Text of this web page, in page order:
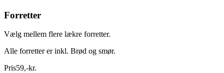
Forretter
Vælg mellem flere lækre forretter.
Alle forretter er inkl. Brød og smør.
Pris59,-kr.